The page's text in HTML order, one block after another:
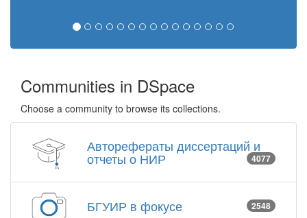
Communities in DSpace
Choose a community to browse its collections.
Авторефераты диссертаций и
отчеты о НИР 4077
БГУИР в фокусе 2548